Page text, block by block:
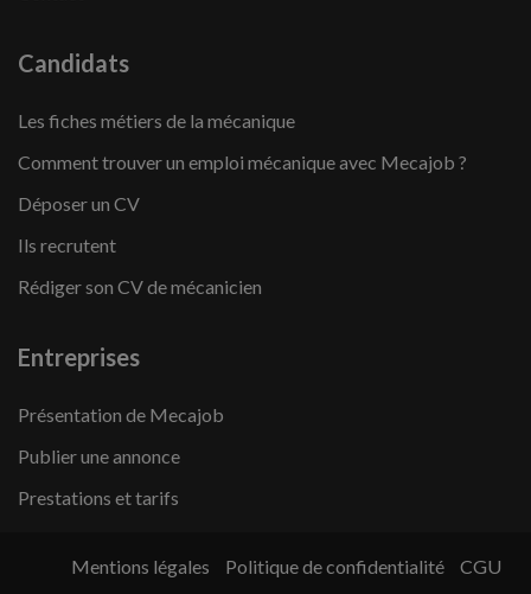
Candidats
Les fiches métiers de la mécanique
Comment trouver un emploi mécanique avec Mecajob ?
Déposer un CV
Ils recrutent
Rédiger son CV de mécanicien
Entreprises
Présentation de Mecajob
Publier une annonce
Prestations et tarifs
Mentions légales Politique de confidentialité
CGU